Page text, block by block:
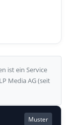
ist ein Service
Media AG (seit
Muster